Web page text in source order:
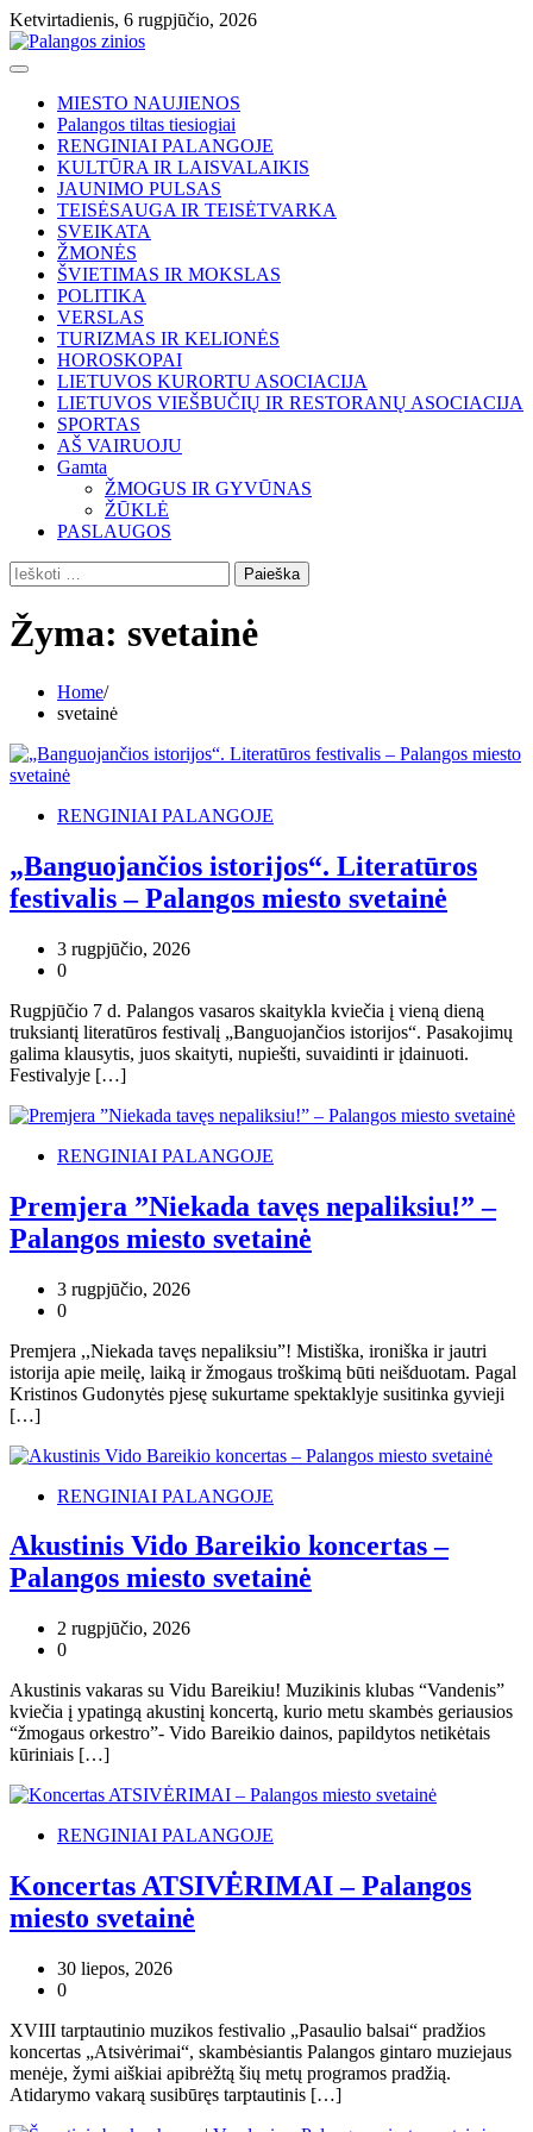
Skip
to
content
Ketvirtadienis, 6 rugpjūčio, 2026
MIESTO NAUJIENOS
Palangos tiltas tiesiogiai
RENGINIAI PALANGOJE
KULTŪRA IR LAISVALAIKIS
JAUNIMO PULSAS
TEISĖSAUGA IR TEISĖTVARKA
SVEIKATA
ŽMONĖS
ŠVIETIMAS IR MOKSLAS
POLITIKA
VERSLAS
TURIZMAS IR KELIONĖS
HOROSKOPAI
LIETUVOS KURORTU ASOCIACIJA
LIETUVOS VIEŠBUČIŲ IR RESTORANŲ ASOCIACIJA
SPORTAS
AŠ VAIRUOJU
Gamta
ŽMOGUS IR GYVŪNAS
ŽŪKLĖ
PASLAUGOS
Ieškoti:
Žyma: svetainė
Home
svetainė
RENGINIAI PALANGOJE
„Banguojančios istorijos“. Literatūros
festivalis – Palangos miesto svetainė
3 rugpjūčio, 2026
0
Rugpjūčio 7 d. Palangos vasaros skaitykla kviečia į vieną dieną
truksiantį literatūros festivalį „Banguojančios istorijos“. Pasakojimų
galima klausytis, juos skaityti, nupiešti, suvaidinti ir įdainuoti.
Festivalyje […]
RENGINIAI PALANGOJE
Premjera ”Niekada tavęs nepaliksiu!” –
Palangos miesto svetainė
3 rugpjūčio, 2026
0
Premjera ,,Niekada tavęs nepaliksiu”! Mistiška, ironiška ir jautri
istorija apie meilę, laiką ir žmogaus troškimą būti neišduotam. Pagal
Kristinos Gudonytės pjesę sukurtame spektaklyje susitinka gyvieji
[…]
RENGINIAI PALANGOJE
Akustinis Vido Bareikio koncertas –
Palangos miesto svetainė
2 rugpjūčio, 2026
0
Akustinis vakaras su Vidu Bareikiu! Muzikinis klubas “Vandenis”
kviečia į ypatingą akustinį koncertą, kurio metu skambės geriausios
“žmogaus orkestro”- Vido Bareikio dainos, papildytos netikėtais
kūriniais […]
RENGINIAI PALANGOJE
Koncertas ATSIVĖRIMAI – Palangos
miesto svetainė
30 liepos, 2026
0
XVIII tarptautinio muzikos festivalio „Pasaulio balsai“ pradžios
koncertas „Atsivėrimai“, skambėsiantis Palangos gintaro muziejaus
menėje, žymi aiškiai apibrėžtą šių metų programos pradžią.
Atidarymo vakarą susibūręs tarptautinis […]